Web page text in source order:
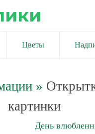
Цветы
»
картинки
День